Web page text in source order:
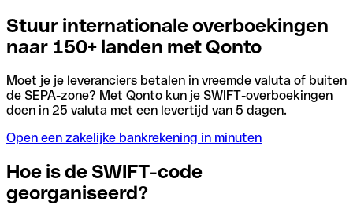
Stuur internationale overboekingen
naar 150+ landen met Qonto
Moet je je leveranciers betalen in vreemde valuta of buiten
de SEPA-zone? Met Qonto kun je SWIFT-overboekingen
doen in 25 valuta met een levertijd van 5 dagen.
Open een zakelijke bankrekening in minuten
Hoe is de SWIFT-code
georganiseerd?